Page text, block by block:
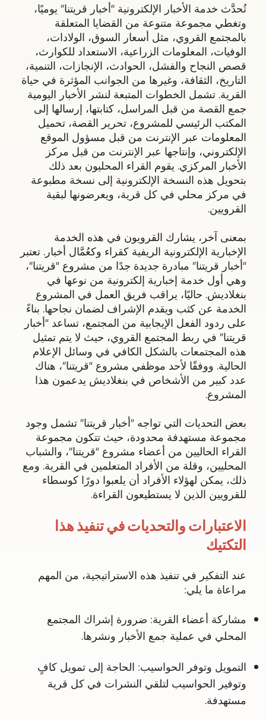
تُحدَّث خدمة الأخبار الإلكترونية “أخبار قريتنا” يوميًا،
وتغطي مجموعة متنوعة من القضايا المتعلقة
بالمجتمع القروي، مثل أسعار السوق، الولادات،
الوفيات، المعلومات الزراعية، الاستعداد للكوارث،
قصص النجاح والفشل، الحوادث، الإنجازات، التنمية،
التاريخ، الثقافة، وغيرها من الجوانب المؤثرة في حياة
القرية. تشمل الخطوات المتبعة لنشر الأخبار اليومية
جمع القصة من قبل المراسل، كتابتها، إرسالها إلى
المكتب الرئيسي للمشروع، تحرير القصة، تحميل
المعلومات عبر الإنترنت من قبل مسؤول الموقع
الإلكتروني، وإنتاجها عبر الإنترنت من قبل مركز
الأخبار المركزي. يقوم القراء المحليون بعد ذلك
بتحويل هذه النسخة الإلكترونية إلى نسخة مطبوعة
في مركز محلي في كل قرية، ويعرضونها لبقية
القرويين.
بمعنى آخر، يشارك القرويون في هذه الخدمة
الإخبارية الإلكترونية الريفية كقراء وكعُمَّال أخبار. تعتبر
“أخبار قريتنا” مبادرة جديدة جدًا من مشروع “قريتنا”،
وهي أول خدمة إخبارية إلكترونية من نوعها في
بنغلاديش. حاليًا، يراقب فريق العمل في المشروع
الخدمة عن كثب ويقدم الإشراف لضمان نجاحها. بناءً
على ردود الفعل الإيجابية من المجتمع، تساعد “أخبار
قريتنا” في ربط المجتمع القروي، حيث لا يتم تمثيل
هذه المجتمعات بالشكل الكافي في وسائل الإعلام
الحالية. ووفقًا لأحد موظفي مشروع “قريتنا”، هناك
عدد كبير من الأشخاص في بنغلاديش يدعمون هذا
المشروع.
بعض التحديات التي تواجه “أخبار قريتنا” تشمل وجود
مجموعة مستهدفة محدودة، حيث تتكون مجموعة
القراء الحاليين من أعضاء مشروع “قريتنا”، والشباب
المحليين، وقلة من الأفراد المتعلمين في القرية. ومع
ذلك، يمكن لهؤلاء الأفراد أن يلعبوا دورًا كوسطاء
للقرويين الذين لا يستطيعون القراءة.
الاعتبارات والتحديات في تنفيذ هذا
التكتيك
عند التفكير في تنفيذ هذه الاستراتيجية، من المهم
مراعاة ما يلي:
مشاركة أعضاء القرية: ضرورة إشراك المجتمع
المحلي في عملية جمع الأخبار ونشرها.
التمويل وتوفر الحواسيب: الحاجة إلى تمويل كافٍ
وتوفير الحواسيب لتلقي النشرات في كل قرية
مستهدفة.